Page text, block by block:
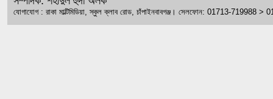
যোগাযোগ : রাকা মাল্টিমিডিয়া, স্কুল ক্লাব রোড, চাঁপাইনবাবগঞ্জ। সেলফোন: 01713-